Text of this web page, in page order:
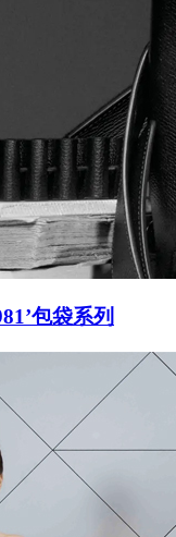
包袋系列